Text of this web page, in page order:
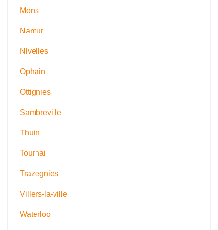
Mons
Namur
Nivelles
Ophain
Ottignies
Sambreville
Thuin
Tournai
Trazegnies
Villers-la-ville
Waterloo